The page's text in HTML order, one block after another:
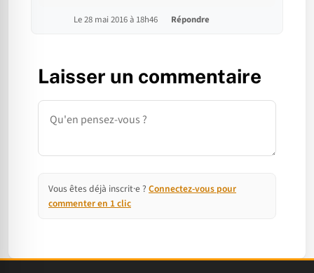
Le 28 mai 2016 à 18h46 Répondre
Laisser un commentaire
Commentaire
Vous êtes déjà inscrit·e ? Connectez-vous pour
commenter en 1 clic